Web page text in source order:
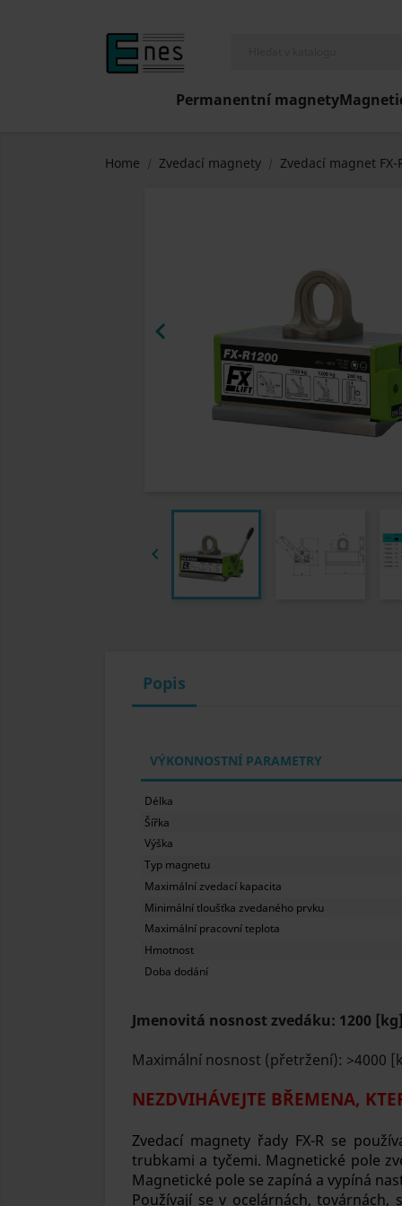
Permanentní magnety
Home Zvedací magnety Zvedací magnet FX-


Popis
VÝKONNOSTNÍ PARAMETRY
Délka
Šířka
Výška
Typ magnetu
Maximální zvedací kapacita
Minimální tloušťka zvedaného prvku
Maximální pracovní teplota
Hmotnost
Doba dodání
Jmenovitá nosnost zvedáku: 1200 [kg]
Maximální nosnost (přetržení): >4000
NEZDVIHÁVEJTE BŘEMENA,
Zvedací magnety řady FX-R se
trubkami a tyčemi. Magnetické pole
Magnetické pole se zapíná a vypíná
Používají se v ocelárnách,